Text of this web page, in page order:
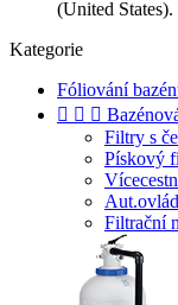
(United States).
Kategorie
Fóliování
  
Filtry s
Pískový
Filtrační